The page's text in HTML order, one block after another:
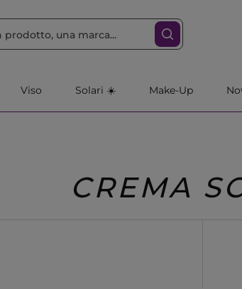
Viso Solari ☀️ Make-Up
CREMA